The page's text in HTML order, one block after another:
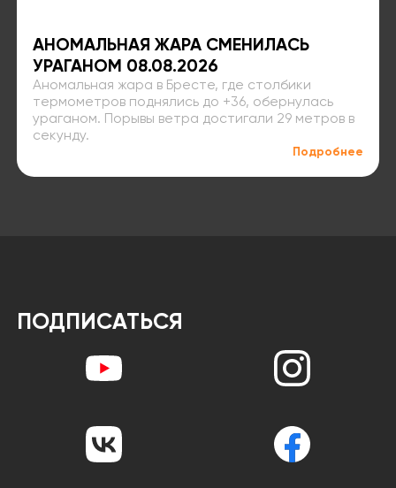
АНОМАЛЬНАЯ ЖАРА СМЕНИЛАСЬ
УРАГАНОМ 08.08.2026
Аномальная жара в Бресте, где столбики
термометров поднялись до +36, обернулась
ураганом. Порывы ветра достигали 29 метров в
секунду.
Подробнее
ПОДПИСАТЬСЯ